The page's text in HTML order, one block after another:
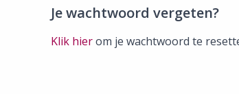
Je wachtwoord vergeten?
Klik hierom je wachtwoord te